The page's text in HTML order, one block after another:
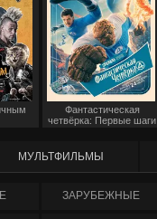
Фантастическая
четвёрка: Первые шаги
МУЛЬТФИЛЬМЫ
ЗАРУБЕЖНЫЕ